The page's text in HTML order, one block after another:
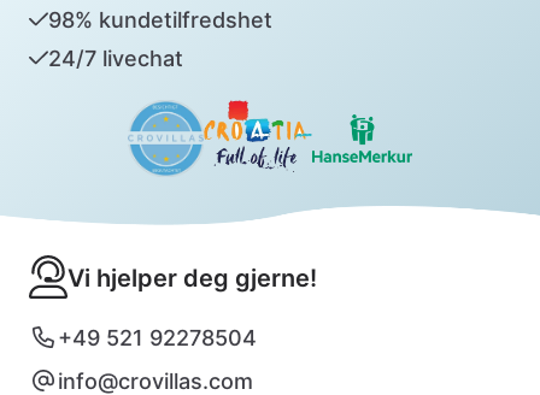
98% kundetilfredshet
24/7 livechat
Vi hjelper deg gjerne!
+49 521 92278504
info@crovillas.com